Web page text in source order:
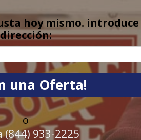
hoy mismo.
dirección:
o
(844) 933-2225